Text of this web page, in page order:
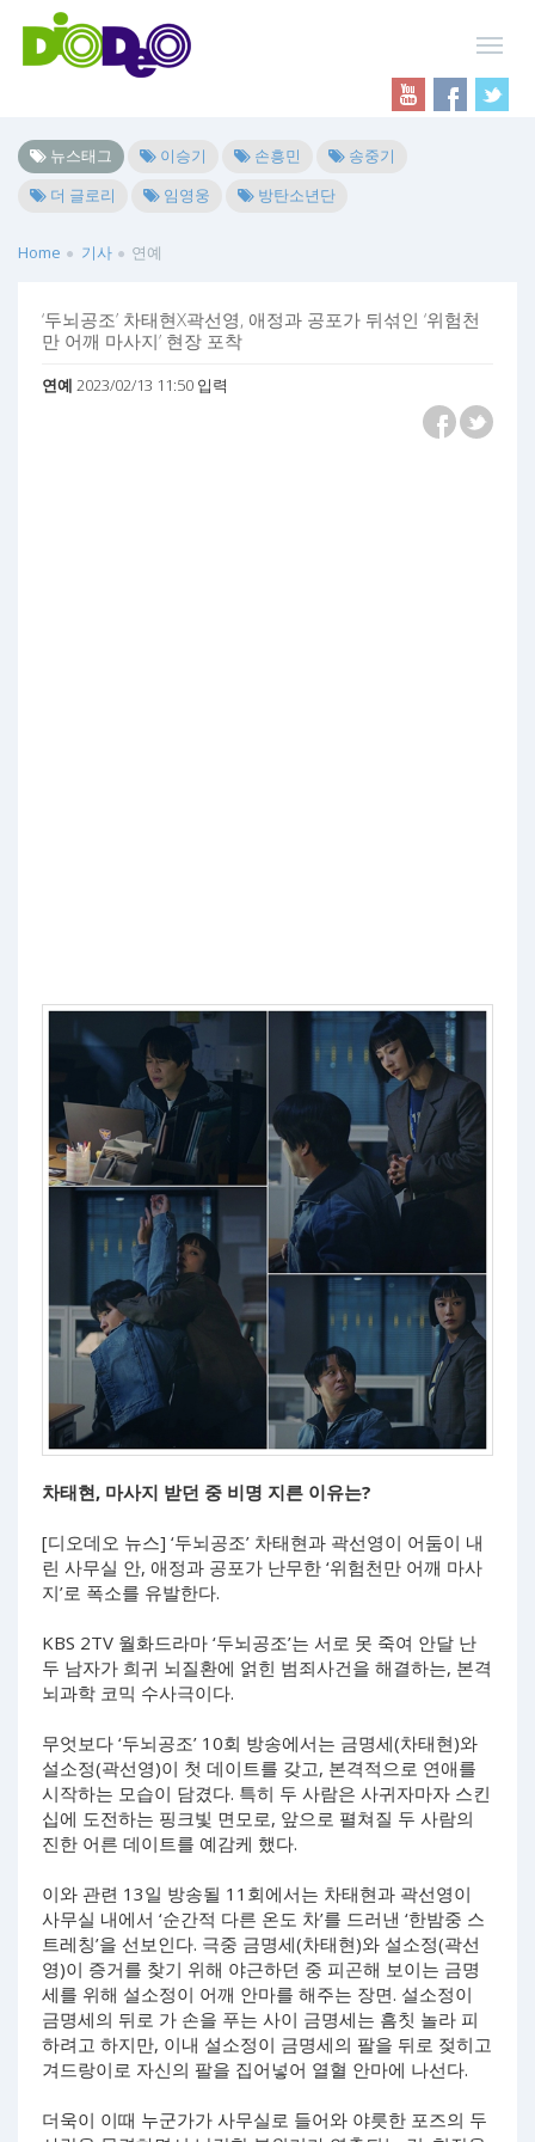
뉴스태그 이승기 손흥민
송중기
더 글로리
임영웅 방탄소년단
Home 기사 연예
‘두뇌공조’ 차태현X곽선영, 애정과 공포가 뒤섞인 ‘위험천
만 어깨 마사지’ 현장 포착
연예 2023/02/13 11:50 입력
차태현, 마사지 받던 중 비명 지른 이유는?
[디오데오 뉴스] ‘두뇌공조’ 차태현과 곽선영이 어둠이 내
린 사무실 안, 애정과 공포가 난무한 ‘위험천만 어깨 마사
지’로 폭소를 유발한다.
KBS 2TV 월화드라마 ‘두뇌공조’는 서로 못 죽여 안달 난
두 남자가 희귀 뇌질환에 얽힌 범죄사건을 해결하는, 본격
뇌과학 코믹 수사극이다.
무엇보다 ‘두뇌공조’ 10회 방송에서는 금명세(차태현)와
설소정(곽선영)이 첫 데이트를 갖고, 본격적으로 연애를
시작하는 모습이 담겼다. 특히 두 사람은 사귀자마자 스킨
십에 도전하는 핑크빛 면모로, 앞으로 펼쳐질 두 사람의
진한 어른 데이트를 예감케 했다.
이와 관련 13일 방송될 11회에서는 차태현과 곽선영이
사무실 내에서 ‘순간적 다른 온도 차’를 드러낸 ‘한밤중 스
트레칭’을 선보인다. 극중 금명세(차태현)와 설소정(곽선
영)이 증거를 찾기 위해 야근하던 중 피곤해 보이는 금명
세를 위해 설소정이 어깨 안마를 해주는 장면. 설소정이
금명세의 뒤로 가 손을 푸는 사이 금명세는 흠칫 놀라 피
하려고 하지만, 이내 설소정이 금명세의 팔을 뒤로 젖히고
겨드랑이로 자신의 팔을 집어넣어 열혈 안마에 나선다.
더욱이 이때 누군가가 사무실로 들어와 야릇한 포즈의 두